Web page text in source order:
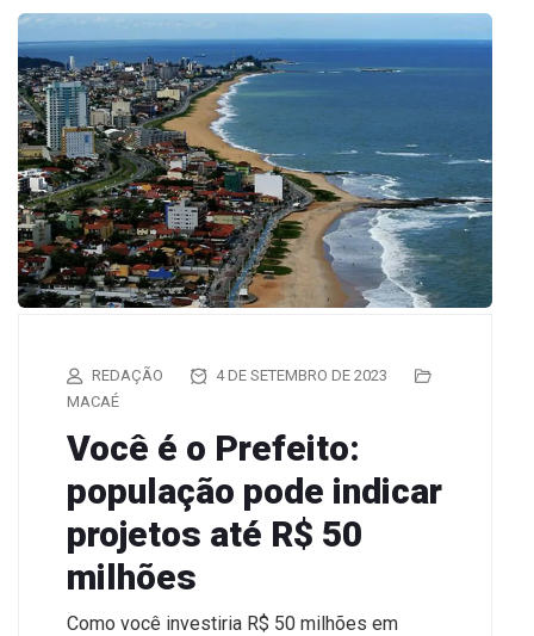
REDAÇÃO
4 DE SETEMBRO DE 2023
MACAÉ
Você é o Prefeito:
população pode indicar
projetos até R$ 50
milhões
Como você investiria R$ 50 milhões em